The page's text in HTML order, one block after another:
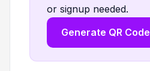
or signup needed.
Generate QR Code